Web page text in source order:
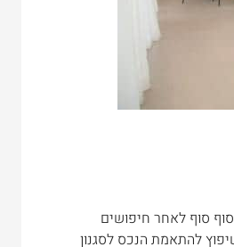
סוף לאחר חיפושים
להתאמת הנכס לסגנון